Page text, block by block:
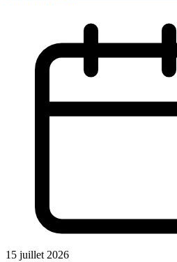
15 juillet 2026